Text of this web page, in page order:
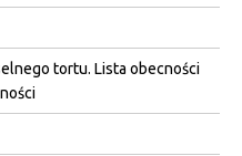
tortu. Lista obecności